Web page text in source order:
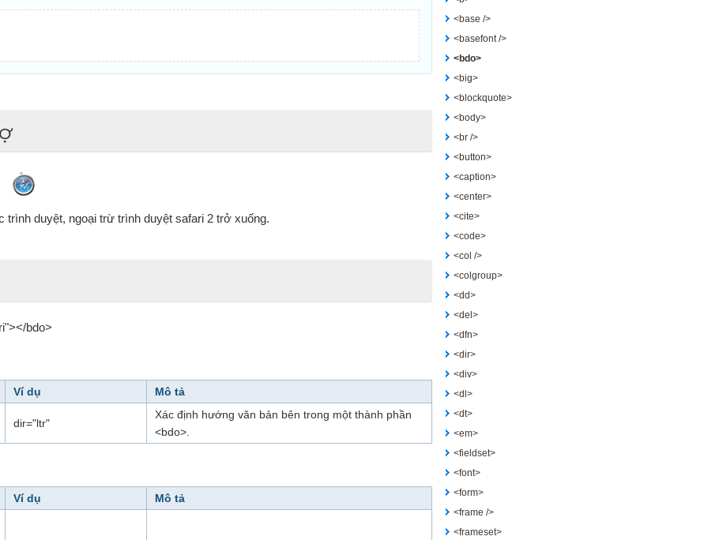
duyệt, ngoại trừ trình duyệt safari 2 trở xuống.
bdo>
Ví dụ Mô tả
dir="ltr"
Xác định hướng văn bản bên trong một thành phần
<bdo>.
Ví dụ Mô tả
<base />
<basefont />
<bdo>
<big>
<blockquote>
<body>
<br />
<button>
<caption>
<center>
<cite>
<code>
<col />
<colgroup>
<dd>
<del>
<dfn>
<dir>
<div>
<dl>
<dt>
<em>
<fieldset>
<font>
<form>
<frame />
<frameset>